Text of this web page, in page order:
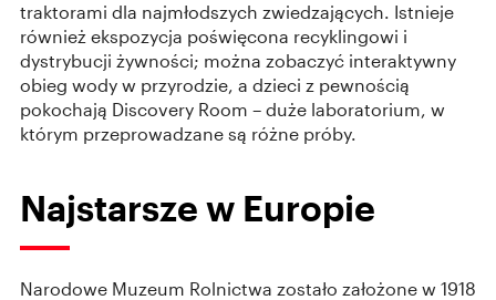
traktorami dla najmłodszych zwiedzających. Istnieje
również ekspozycja poświęcona recyklingowi i
dystrybucji żywności; można zobaczyć interaktywny
obieg wody w przyrodzie, a dzieci z pewnością
pokochają Discovery Room – duże laboratorium, w
którym przeprowadzane są różne próby.
Najstarsze w Europie
Narodowe Muzeum Rolnictwa zostało założone w 1918